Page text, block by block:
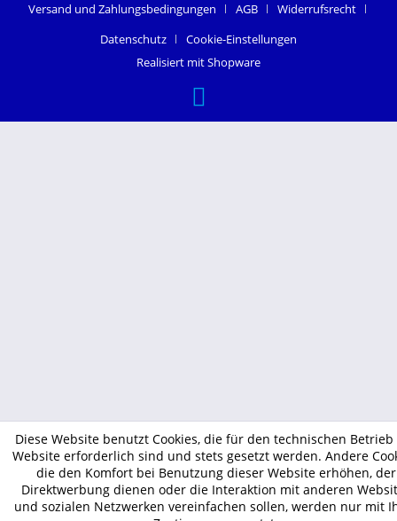
Versand und Zahlungsbedingungen
AGB
Widerrufsrecht
Datenschutz
Cookie-Einstellungen
Realisiert mit Shopware
Diese Website benutzt Cookies, die für den technischen Betrieb
Website erforderlich sind und stets gesetzt werden. Andere
die den Komfort bei Benutzung dieser Website erhöhen, der
Direktwerbung dienen oder die Interaktion mit anderen
und sozialen Netzwerken vereinfachen sollen, werden nur mit